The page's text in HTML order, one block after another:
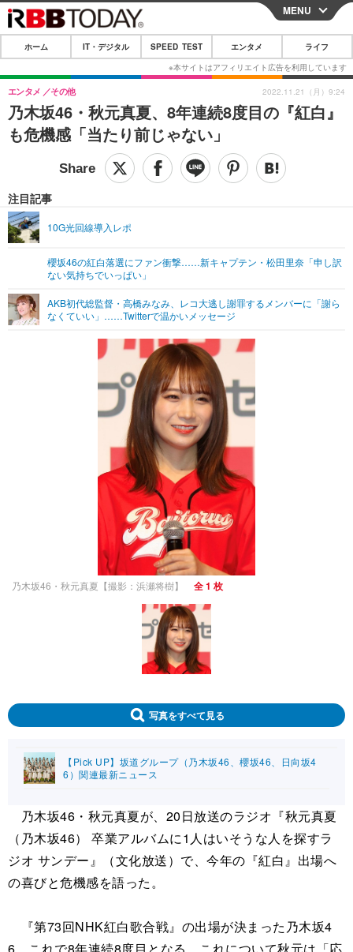
CLOSE
ホーム
IT・デジタル
IT・デジタルTOP スマートフォン
ショッピング その他
SPEED TEST
エンタメTOP 映画・ドラマ
グラビア
ショッピング その他
ライフTOP
その他
リリース一覧
MENU
ホーム IT・デジタル SPEED TEST エンタメ ライフ
乃木坂46・秋元真夏、8年連続8度目の『紅白』
も危機感「当たり前じゃない」
エンタメ その他
注目記事
10G光回線導入レポ
櫻坂46の紅白落選にファン衝撃……新キャプテン・松田里奈「申し訳
ない気持ちでいっぱい」
AKB初代総監督・高橋みなみ、レコ大逃し謝罪するメンバーに「謝ら
なくていい」……Twitterで温かいメッセージ
2022.11.21（月）9:24
乃木坂46・秋元真夏【撮影：浜瀬将樹】 全 1 枚
写真をすべて見る
【Pick UP】坂道グループ（乃木坂46、櫻坂46、日向坂4
6）関連最新ニュース
乃木坂46・秋元真夏が、20日放送のラジオ『秋元真夏
（乃木坂46） 卒業アルバムに1人はいそうな人を探すラ
ジオ サンデー』（文化放送）で、今年の『紅白』出場へ
の喜びと危機感を語った。
『第73回NHK紅白歌合戦』の出場が決まった乃木坂4